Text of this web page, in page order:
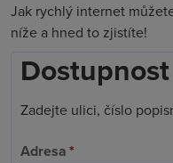
Jak rychlý internet
níže a hned to zjistíte!
Zadejte ulici, číslo
Adresa*